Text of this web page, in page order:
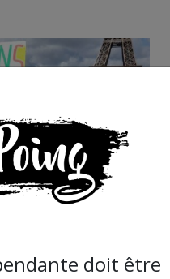
doit être